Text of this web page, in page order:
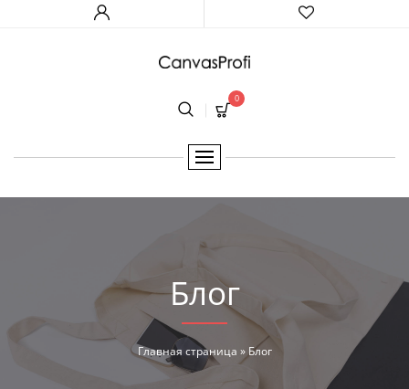
0
Блог
Главная страница »Блог